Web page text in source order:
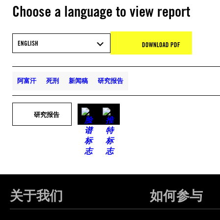
Choose a language to view report
ENGLISH DOWNLOAD PDF
阿富汗 死刑 新闻稿 研究报告
研究报告
关于我们 如何参与